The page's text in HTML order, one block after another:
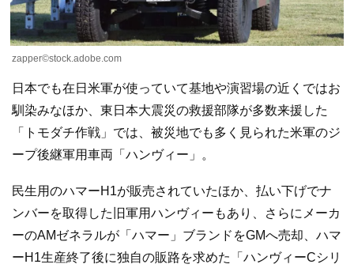
zapper©stock.adobe.com
日本でも在日米軍が使っていて基地や演習場の近くではお
馴染みなほか、東日本大震災の救援部隊が多数来援した
「トモダチ作戦」では、被災地でも多く見られた米軍のジ
ープ後継軍用車両「ハンヴィー」。
民生用のハマーH1が販売されていたほか、払い下げでナ
ンバーを取得した旧軍用ハンヴィーもあり、さらにメーカ
ーのAMゼネラルが「ハマー」ブランドをGMへ売却、ハマ
ーH1生産終了後に独自の販路を求めた「ハンヴィーCシリ